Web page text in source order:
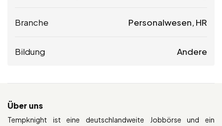
Branche Personalwesen, HR
Bildung Andere
Über uns
Tempknight ist eine deutschlandweite Jobbörse und ein